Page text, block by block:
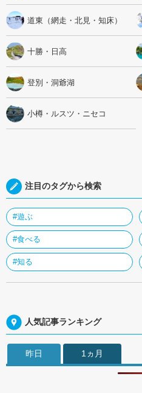
道東（網走・北見・知床）
十勝・日高
登別・洞爺湖
小樽・ルスツ・ニセコ
注目のタグから検索
#遊ぶ
#食べる
#知る
人気記事ランキング
昨日 1ヵ月